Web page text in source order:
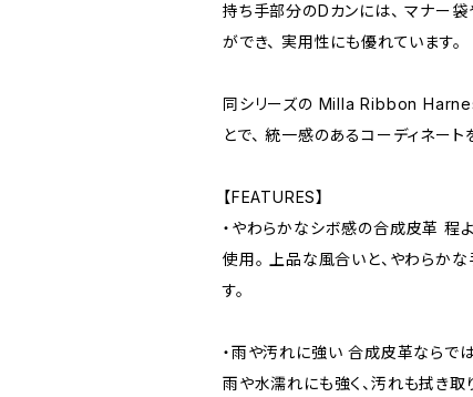
持ち手部分のDカンには、 マナー
ができ、 実用性にも優れています。
同シリーズの Milla Ribbon
とで、 統一感のあるコーディネート
【FEATURES】
・やわらかなシボ感の合成皮革 程
使用。 上品な風合いと、やわらか
す。
・雨や汚れに強い 合成皮革ならで
雨や水濡れにも強く、汚れも拭き取